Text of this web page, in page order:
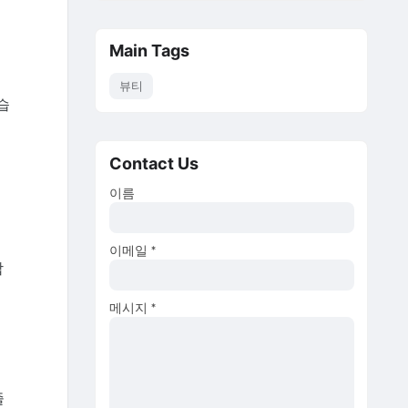
Main Tags
뷰티
Contact Us
이름
이메일 *
메시지 *